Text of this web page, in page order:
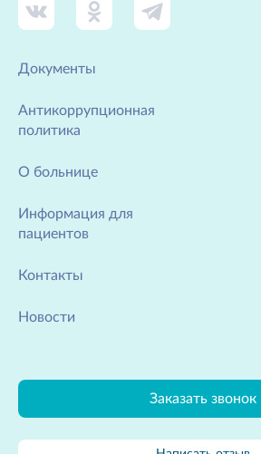
Документы
Антикоррупционная
политика
О больнице
Информация для
пациентов
Контакты
Новости
Заказать звонок